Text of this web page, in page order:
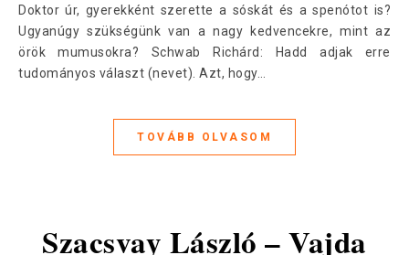
Doktor úr, gyerekként szerette a sóskát és a spenótot is?
Ugyanúgy szükségünk van a nagy kedvencekre, mint az
örök mumusokra? Schwab Richárd: Hadd adjak erre
tudományos választ (nevet). Azt, hogy…
TOVÁBB OLVASOM
Szacsvay László – Vajda